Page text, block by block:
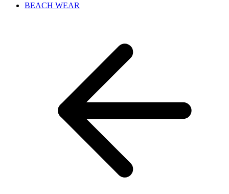
BEACH WEAR